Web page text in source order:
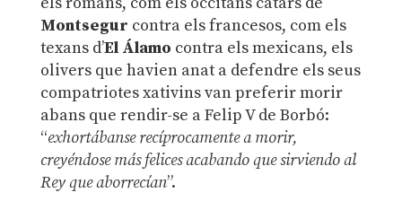
Montsegur contra els francesos, com els
texans d’El Álamo contra els mexicans, els
olivers que havien anat a defendre els seus
compatriotes xativins van preferir morir
abans que rendir-se a Felip V de Borbó:
“exhortábanse recíprocamente a morir,
creyéndose más felices acabando que sirviendo al
Rey que aborrecían”.